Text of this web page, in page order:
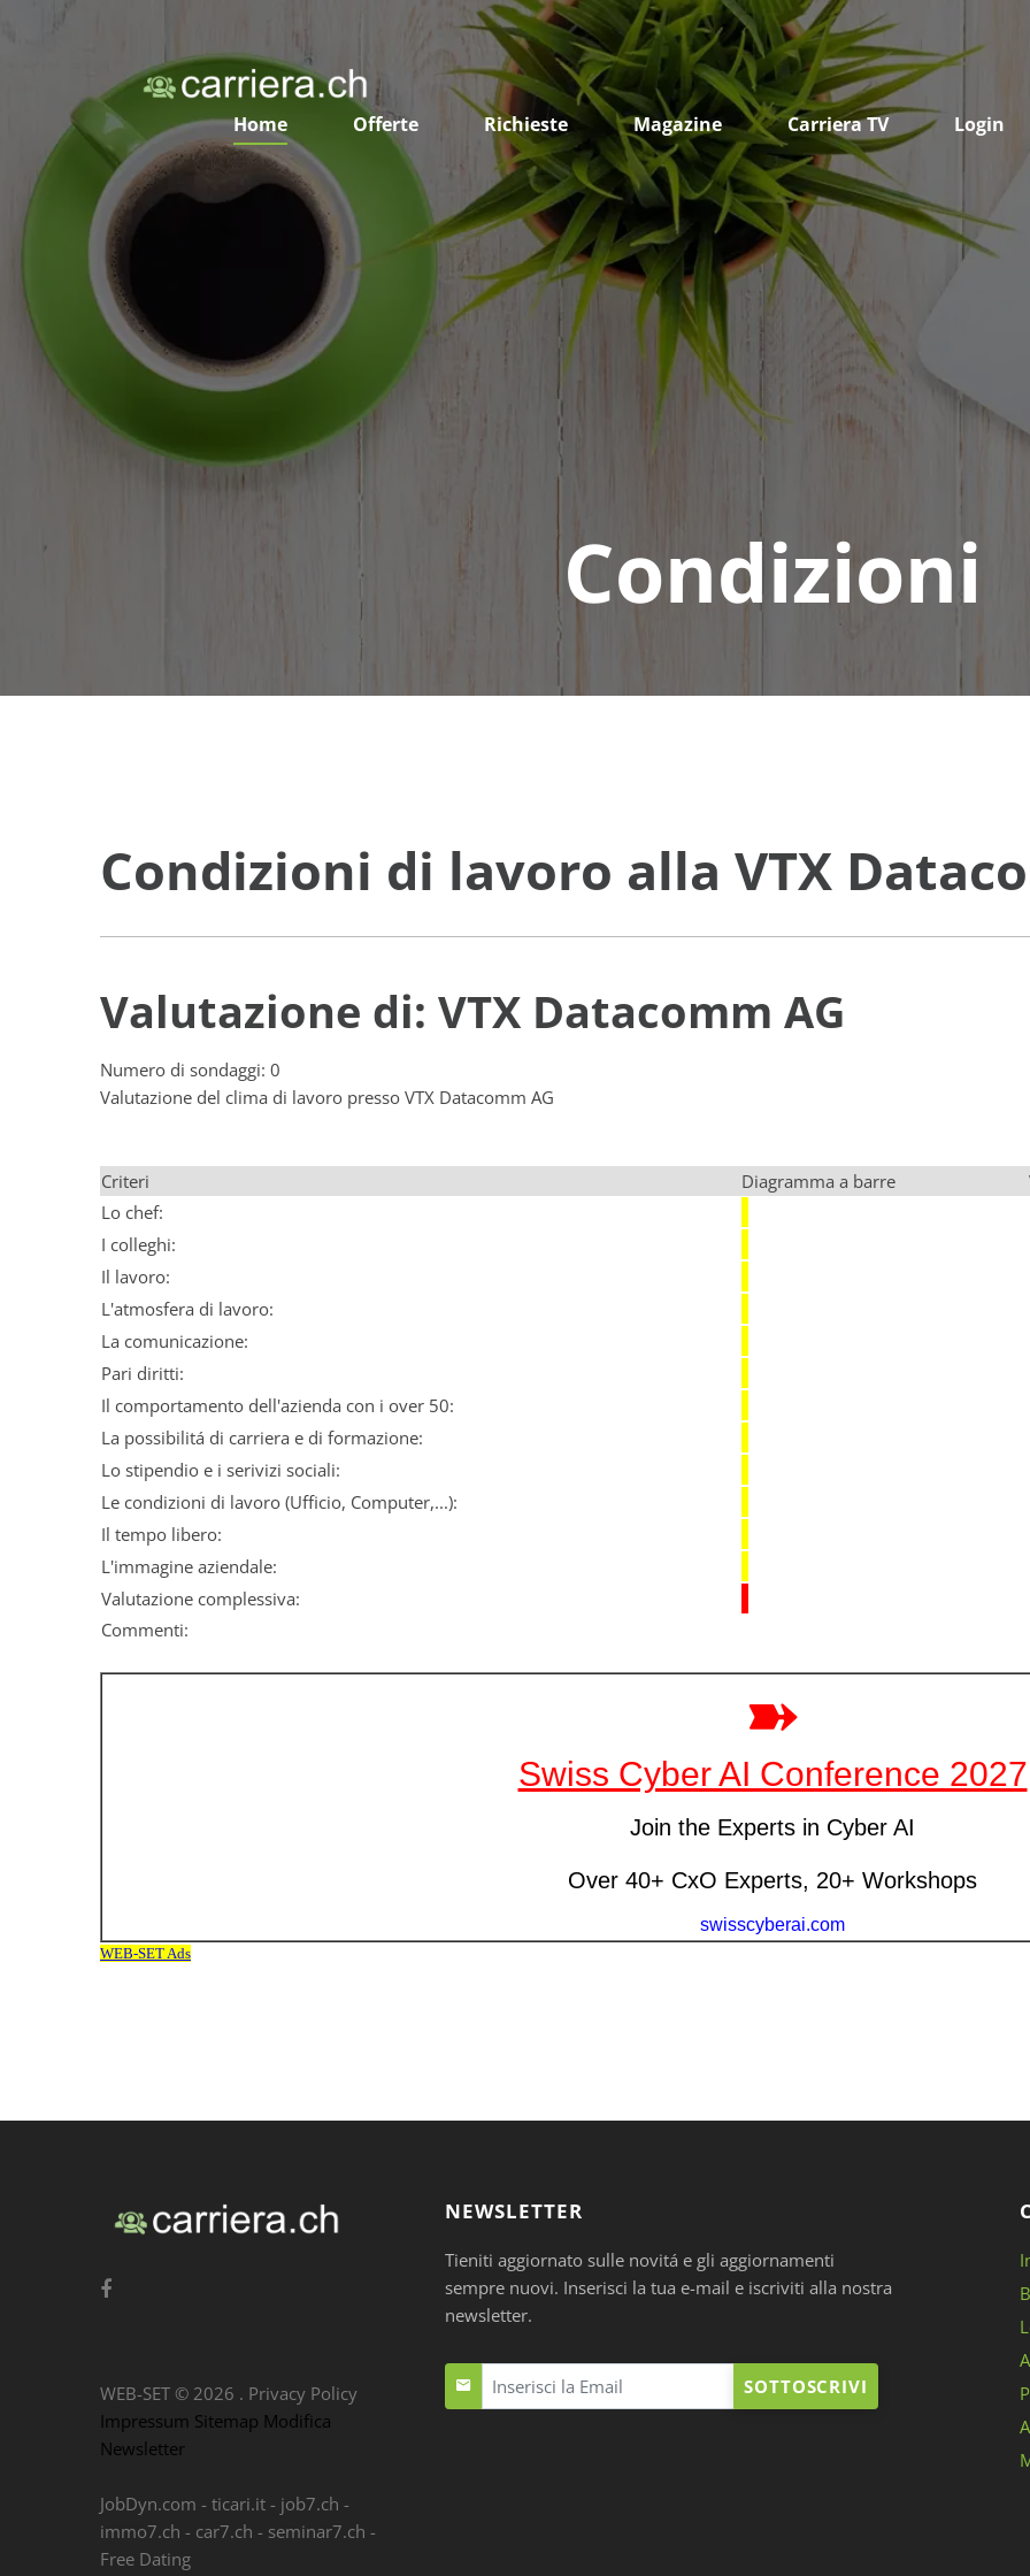
Home Offerte Richieste Magazine Carriera TV Login
Condizioni
Condizioni di lavoro alla VTX
Valutazione di: VTX Datacomm AG
Numero di sondaggi: 0
Valutazione del clima di lavoro presso VTX Datacomm AG
Criteri Diagramma a barre
Lo chef:
I colleghi:
Il lavoro:
L'atmosfera di lavoro:
La comunicazione:
Pari diritti:
Il comportamento dell'azienda con i over 50:
La possibilitá di carriera e di formazione:
Lo stipendio e i serivizi sociali:
Le condizioni di lavoro (Ufficio, Computer,...):
Il tempo libero:
L'immagine aziendale:
Valutazione complessiva:
Commenti:
NEWSLETTER
Tieniti aggiornato sulle novitá e gli aggiornamenti
sempre nuovi. Inserisci la tua e-mail e iscriviti alla nostra
newsletter.
SOTTOSCRIVI
WEB-SET © 2026 . Privacy Policy
Impressum Sitemap Modifica
Newsletter
JobDyn.com - ticari.it - job7.ch -
immo7.ch - car7.ch - seminar7.ch -
Free Dating